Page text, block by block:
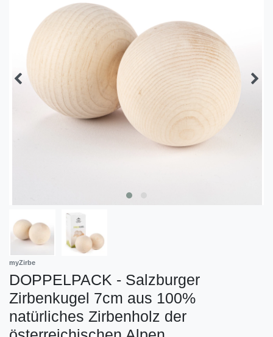
myZirbe
DOPPELPACK - Salzburger
Zirbenkugel 7cm aus 100%
natürliches Zirbenholz der